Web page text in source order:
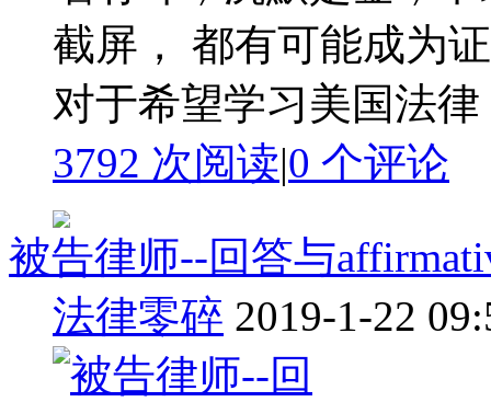
截屏， 都有可能成为
对于希望学习美国法
3792 次阅读|0 个评论
被告律师--回答与
法律零碎 2019-1-22